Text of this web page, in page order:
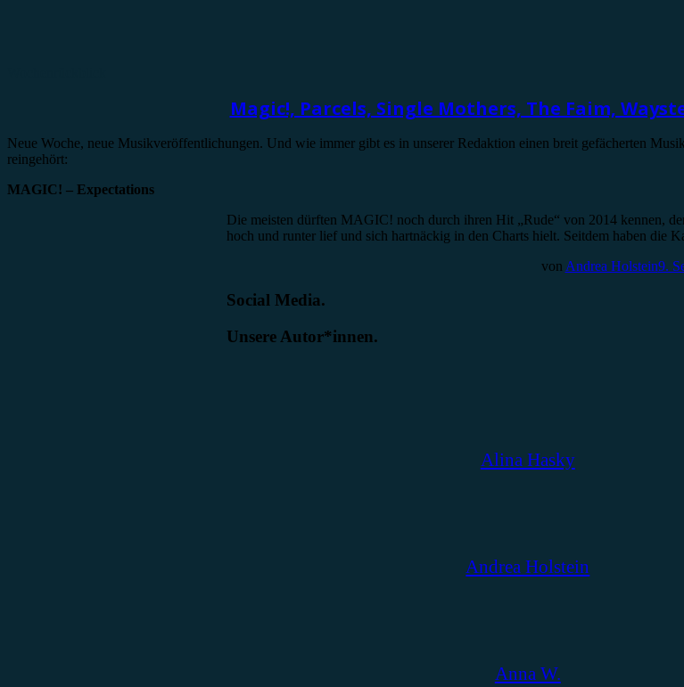
Magic!, Parcels, Single Mothers, The Faim,
Neue Woche, neue Musikveröffentlichungen. Und wie immer gibt es in unserer Redaktion einen breit gefächerten
reingehört:
MAGIC! – Expectations
Die meisten dürften MAGIC! noch durch ihren Hit „Rude“ von 2014 kennen,
hoch und runter lief und sich hartnäckig in den Charts hielt. Seitdem haben
von Andrea Holstein9.
Social Media.
Unsere Autor*innen.
Alina Hasky
Andrea Holstein
Anna W.